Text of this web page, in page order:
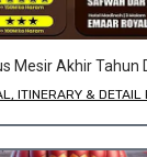
Mesir Akhir Tahun
ITINERARY & DETAIL